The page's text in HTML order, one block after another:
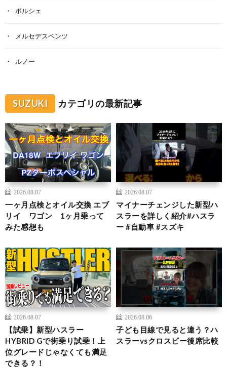
ポルシェ
メルセデスベンツ
ルノー
SUZUKI カテゴリの最新記事
2026.08.07
一ヶ月点検とオイル交換 エブ
リイ ワゴン 1ヶ月乗って
みた感想も
2026.08.07
マイナーチェンジした新型ハ
スラーを詳しく紹介#ハスラ
ー #自動車 #スズキ
2026.08.07
【試乗】新型ハスラー
HYBRID Gで街乗り試乗！上
位グレードじゃなくても満足
できる？！
2026.08.06
子ども目線で見ると違う？ハ
スラーvsクロスビー後席比較